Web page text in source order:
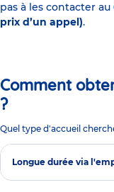
pas à les contacter au
prix d’un appel).
Comment
?
Quel type d'accueil
Longue durée via